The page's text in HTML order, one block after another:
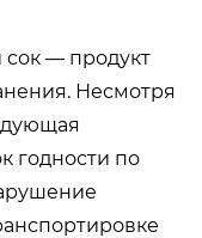
— продукт
Несмотря
годности по